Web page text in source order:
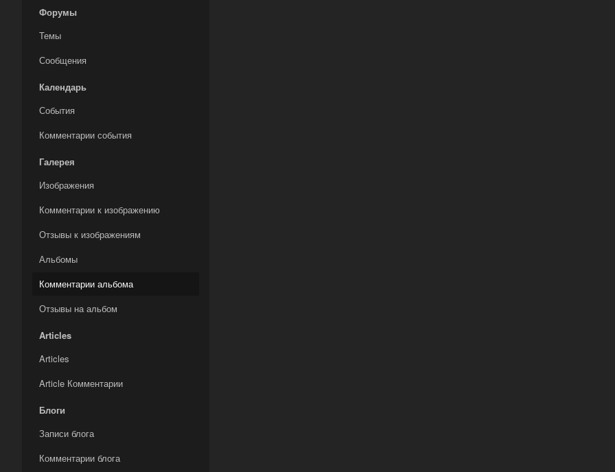
Форумы
Темы
Сообщения
Календарь
События
Комментарии события
Галерея
Изображения
Комментарии к изображению
Отзывы к изображениям
Альбомы
Комментарии альбома
Отзывы на альбом
Articles
Articles
Article Комментарии
Блоги
Записи блога
Комментарии блога